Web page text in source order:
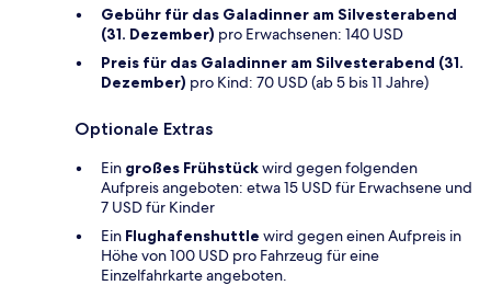
Gebühr für das Galadinner am Silvesterabend
(31. Dezember) pro Erwachsenen: 140 USD
Preis für das Galadinner am Silvesterabend (31.
Dezember) pro Kind: 70 USD (ab 5 bis 11 Jahre)
Optionale Extras
Ein großes Frühstückwird gegen folgenden
Aufpreis angeboten: etwa 15 USD für Erwachsene und
7 USD für Kinder
Ein Flughafenshuttle wird gegen einen Aufpreis in
Höhe von 100 USD pro Fahrzeug für eine
Einzelfahrkarte angeboten.